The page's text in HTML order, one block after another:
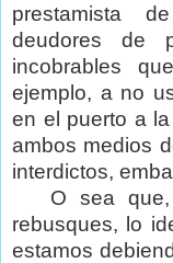
prestamista
deudores de
incobrables
ejemplo, a no
en el puerto a
ambos medios
interdictos,
O sea
rebusques, lo
estamos